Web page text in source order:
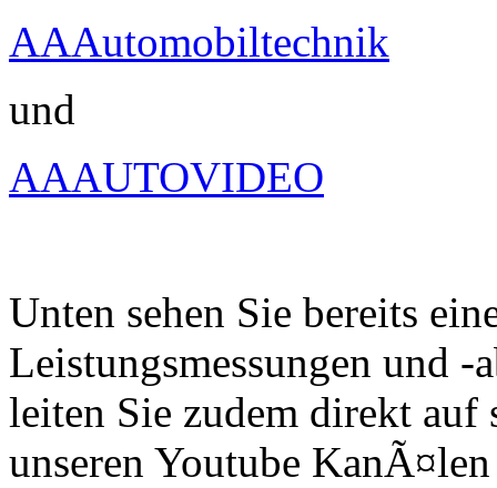
AAAutomobiltechnik
und
AAAUTOVIDEO
Unten sehen Sie bereits
Leistungsmessungen und -
leiten Sie zudem direkt auf
unseren Youtube